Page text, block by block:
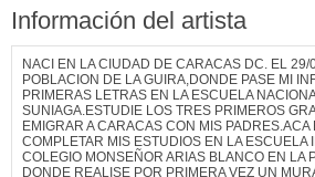
Información del artista
NACI EN LA CIUDAD DE CARACAS DC. EL 29/
POBLACION DE LA GUIRA,DONDE PASE MI
PRIMERAS LETRAS EN LA ESCUELA
SUNIAGA.ESTUDIE LOS TRES PRIMEROS
EMIGRAR A CARACAS CON MIS PADRES.ACA
COMPLETAR MIS ESTUDIOS EN LA ESCUELA
COLEGIO MONSEÑOR ARIAS BLANCO EN LA
DONDE REALISE POR PRIMERA VEZ UN